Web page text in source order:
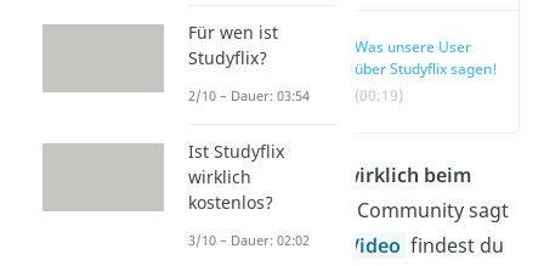
Was unsere User
über Studyflix sagen!
(00:19)
Hilft
wirklich beim
Lernen?
Unsere Community sagt
Ja! Hier und im
Video findest du
Für wen ist
Studyflix?
2/10 – Dauer: 03:54
Ist Studyflix
wirklich
kostenlos?
3/10 – Dauer: 02:02